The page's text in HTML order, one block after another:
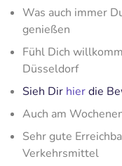
Was auch immer
genießen
Fühl Dich
Düsseldorf
Sieh Dir hierdie
Auch am
Sehr gute
Verkehrsmittel